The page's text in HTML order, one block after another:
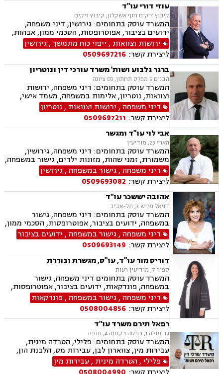
עוזי דורי עו"ד
קיבוץ זיקים חוף אשקלון, קיבוץ זיקים
המשרד עוסק בתחומים: גירושין, דיני משפחה,
ידועים בציבור, אפוטרופסות, הסכמי ממון, אבהות,
מזונות, משמורת, חלוקת רכוש, מעמד אישי, זמני
שהות, ניכור הורי, ירושות וצוואות, ייפוי כוח מתמשך,
דיני חוזים, עסקאות מכר דירה, פינוי מושכר, נחלות
ומשקים במושבים, העברה בין דורית
ירושות וצוואות , ייפוי כוח מתמשך,גירושין
ליצירת קשר: 0509697216
ברגר גלבוע ושות' משרד עורכי דין ונוטריון
הבנים 5 מפלס תחתון, נס ציונה
המשרד עוסק בתחומים: דיני משפחה, ירושות
וצוואות, נוטריון, אלימות במשפחה, מעמד אישי,
ייפוי כוח מתמשך.
דיני משפחה , ירושות וצוואות , נוטריון
ליצירת קשר: 0509697211
אבי לוי עו"ד ומגשר
הארז 23, מודיעין
המשרד עוסק בתחומים: דיני משפחה, גירושין,
משמורת, זמני שהות, מזונות ילדים, גישור במשפחה,
ניכור הורי, פירוק שיתוף, ייצוג בבית דין רבני "גיטין",
הסכמי ממון, אפוטרופסות, ייפוי כוח מתמשך, ירושות
וצוואות, העברה בין דורית, הסכם ידועים בציבור,
מקרקעין ונדל"ן, עסקאות מכר דירה, פינוי מושכר,
ליקויי בניה
דיני משפחה ,גישור במשפחה ,גירושין
ליצירת קשר: 0509693082
אהובה יששכר עו"ד
דניאל פריש 3, תל-אביב
המשרד עוסק בתחומים: דיני משפחה, גישור
במשפחה, ידועים בציבור, אפוטרופסות, הסכמי ממון,
אבהות, מזונות, משמורת, גירושין, הורות חד מינית,
נישואים אזרחיים, אימוץ, חלוקת רכוש, מעמד אישי,
זמני שהות, העברה בין דורית, ייפוי כוח מתמשך,
נוטריון
דיני משפחה ,גישור במשפחה , ידועים בציבור
ליצירת קשר: 0509693149
דוריס מור עו"ד, עו"ס, מגשרת ובוררת
ספיר 7, מודיעין רעות
המשרד עוסק בתחומים דיני משפחה, גישור
במשפחה, פונדקאות, ידועים בציבור, אפוטרופסות,
הסכמי ממון, אבהות, מזונות, משמורת, גירושין,
הורות חד מינית, נישואים אזרחיים, חוק הנוער,
אימוץ, חלוקת רכוש, מעמד אישי, זמני שהות, אומנה,
ייפוי כוח מתמשך
דיני משפחה ,גישור במשפחה , פונדקאות
ליצירת קשר: 0508004856
רפאל תירם משרד עו"ד
גד מנלה 1, כניסה 1 קומה 4, נתניה
המשרד עוסק בתחומים: פלילי, הטרדה מינית,
עבירות מין, צווארון לבן, עבירות מס, הלבנת הון,
אלימות במשפחה, עבירות סמים, ועדת שיחרורים,
תעבורה, נהיגה בשכרות, שלילת רישיון נהיגה,
פלילי, הטרדה מינית ,עבירות מין